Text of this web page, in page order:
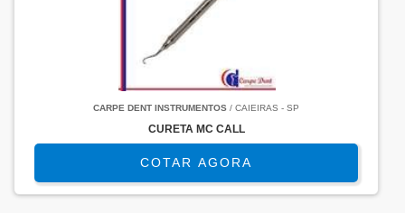
CARPE DENT INSTRUMENTOS / CAIEIRAS - SP
CURETA MC CALL
COTAR AGORA